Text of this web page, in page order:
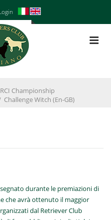
RCI Championship
Challenge Witch (en-GB)
durante le premiazioni di
che avrà ottenuto il maggior
dal Retriever Club